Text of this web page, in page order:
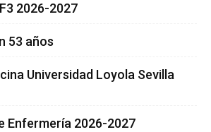
2026-2027
53 años
Universidad Loyola Sevilla
Enfermería 2026-2027